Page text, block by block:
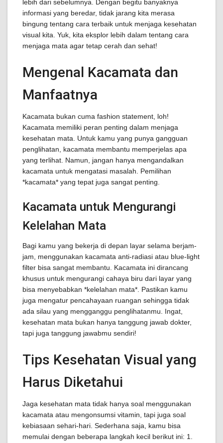
lebih dari sebelumnya. Dengan begitu banyaknya
informasi yang beredar, tidak jarang kita merasa
bingung tentang cara terbaik untuk menjaga kesehatan
visual kita. Yuk, kita eksplor lebih dalam tentang cara
menjaga mata agar tetap cerah dan sehat!
Mengenal Kacamata dan
Manfaatnya
Kacamata bukan cuma fashion statement, loh!
Kacamata memiliki peran penting dalam menjaga
kesehatan mata. Untuk kamu yang punya gangguan
penglihatan, kacamata membantu memperjelas apa
yang terlihat. Namun, jangan hanya mengandalkan
kacamata untuk mengatasi masalah. Pemilihan
*kacamata* yang tepat juga sangat penting.
Kacamata untuk Mengurangi
Kelelahan Mata
Bagi kamu yang bekerja di depan layar selama berjam-
jam, menggunakan kacamata anti-radiasi atau blue-light
filter bisa sangat membantu. Kacamata ini dirancang
khusus untuk mengurangi cahaya biru dari layar yang
bisa menyebabkan *kelelahan mata*. Pastikan kamu
juga mengatur pencahayaan ruangan sehingga tidak
ada silau yang mengganggu penglihatanmu. Ingat,
kesehatan mata bukan hanya tanggung jawab dokter,
tapi juga tanggung jawabmu sendiri!
Tips Kesehatan Visual yang
Harus Diketahui
Jaga kesehatan mata tidak hanya soal menggunakan
kacamata atau mengonsumsi vitamin, tapi juga soal
kebiasaan sehari-hari. Sederhana saja, kamu bisa
memulai dengan beberapa langkah kecil berikut ini: 1.